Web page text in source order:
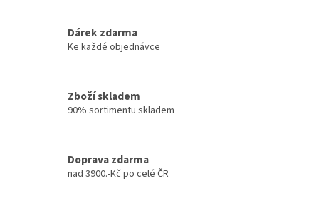
y
s
Dárek zdarma
Ke každé objednávce
Zboží skladem
90% sortimentu skladem
Doprava zdarma
nad 3900.-Kč po celé ČR